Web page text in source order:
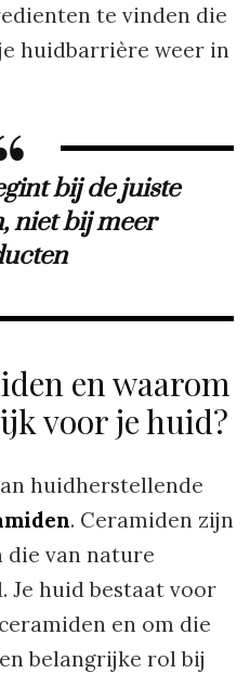
te vinden die
huidbarrière weer in
bij de juiste
niet bij meer
en waarom
voor je huid?
huidherstellende
. Ceramiden zijn
van nature
Je huid bestaat voor
en om die
belangrijke rol bij